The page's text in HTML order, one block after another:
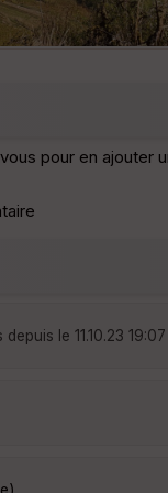
pour en ajouter
le 11.10.23 19:07